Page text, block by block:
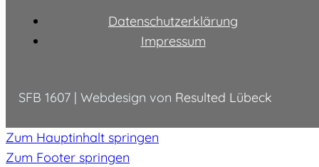
Zum Hauptinhalt springen
Zum Footer springen
Datenschutzerklärung
Impressum
SFB 1607 | Webdesign von Resulted Lübeck